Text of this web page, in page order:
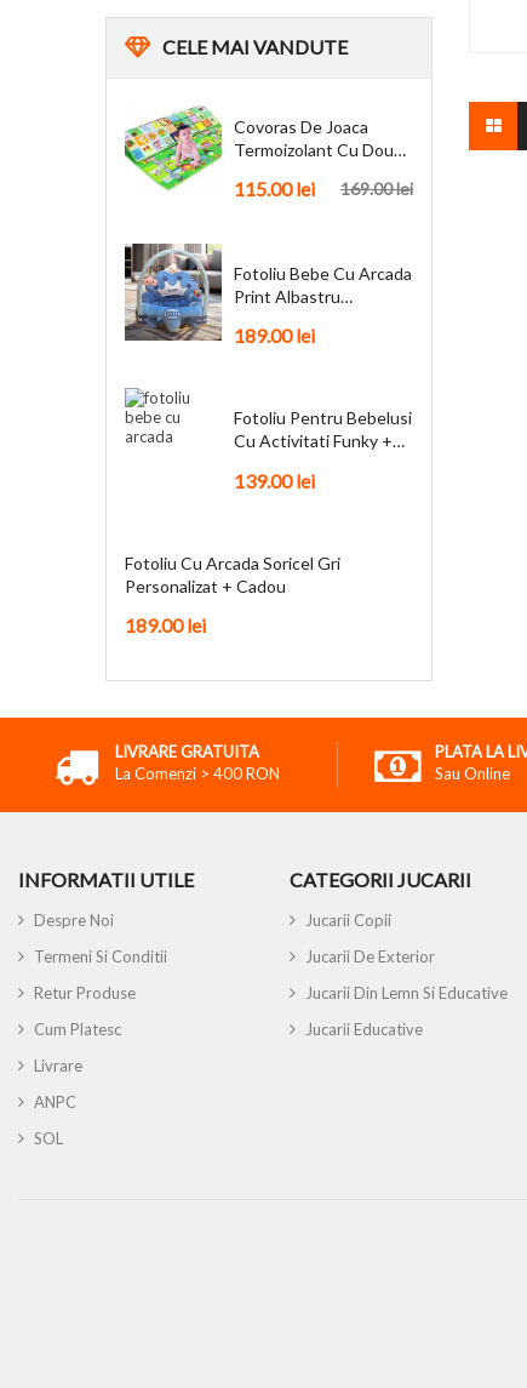
CELEMAI VANDUTE
Covoras De Joaca
Termoizolant Cu Doua
169.00lei
115.00lei
Fotoliu Bebe Cu Arcada
Print Albastru
189.00lei
Fotoliu Pentru Bebelusi
Cu Activitati Funky +
139.00lei
Fotoliu Cu Arcada Soricel Gri
Personalizat + Cadou
189.00lei
LIVRARE GRATUITA
La Comenzi > 400 RON
PLATA LA
Sau Online
INFORMATII UTILE
Despre Noi
Termeni Si Conditii
Retur Produse
Cum Platesc
Livrare
ANPC
SOL
CATEGORII JUCARII
Jucarii Copii
Jucarii De Exterior
Jucarii Din Lemn Si Educative
Jucarii Educative